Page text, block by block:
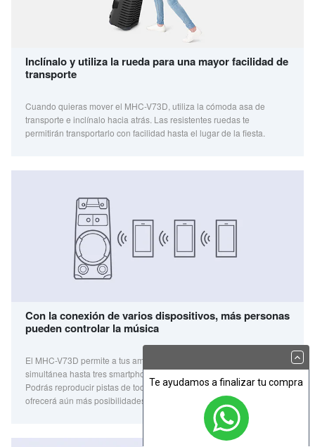
Te ayudamos a finalizar tu compra